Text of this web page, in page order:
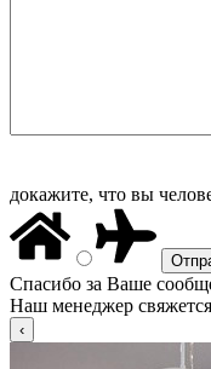
докажите, что вы
Спасибо за Ваше
Наш менеджер